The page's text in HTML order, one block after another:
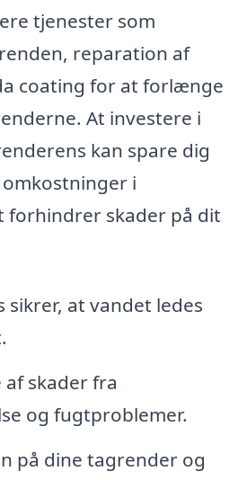
tjenester som
reparation af
coating for at forlænge
At investere i
kan spare dig
i
forhindrer skader på dit
sikrer, at vandet ledes
af skader fra
og fugtproblemer.
på dine tagrender og